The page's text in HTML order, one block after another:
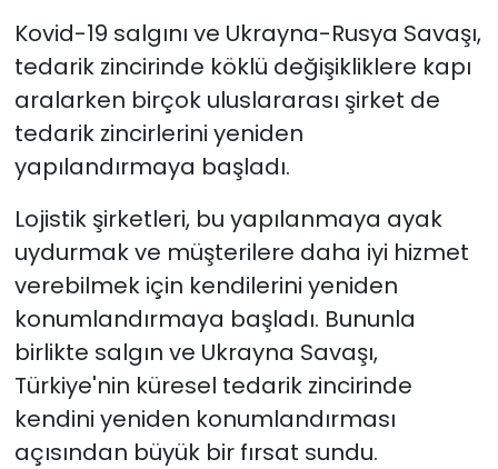
Kovid-19 salgını ve Ukrayna-Rusya Savaşı,
tedarik zincirinde köklü değişikliklere kapı
aralarken birçok uluslararası şirket de
tedarik zincirlerini yeniden
yapılandırmaya başladı.
Lojistik şirketleri, bu yapılanmaya ayak
uydurmak ve müşterilere daha iyi hizmet
verebilmek için kendilerini yeniden
konumlandırmaya başladı. Bununla
birlikte salgın ve Ukrayna Savaşı,
Türkiye'nin küresel tedarik zincirinde
kendini yeniden konumlandırması
açısından büyük bir fırsat sundu.